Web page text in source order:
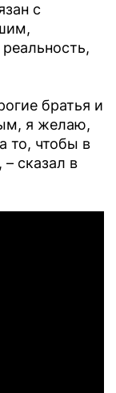
с
братья и
я желаю,
то, чтобы в
сказал в